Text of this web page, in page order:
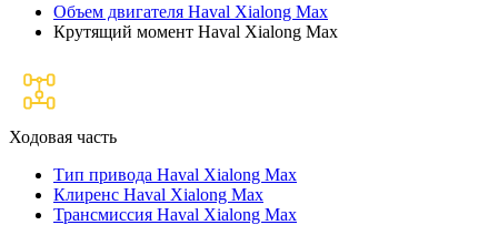
Объем двигателя Haval Xialong Max
Крутящий момент Haval Xialong Max
Ходовая часть
Тип привода Haval Xialong Max
Клиренс Haval Xialong Max
Трансмиссия Haval Xialong Max